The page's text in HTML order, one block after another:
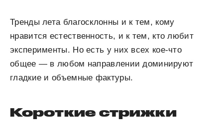
Тренды лета благосклонны и к тем, кому
нравится естественность, и к тем, кто любит
эксперименты. Но есть у них всех кое-что
общее — в любом направлении доминируют
гладкие и объемные фактуры.
Короткие стрижки